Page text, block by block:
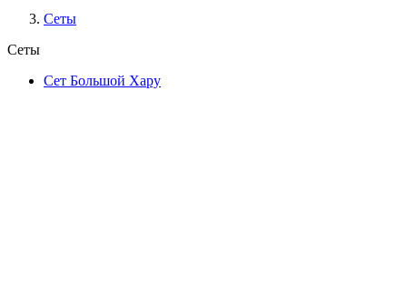
Сеты
Сеты
Сет Большой Хару